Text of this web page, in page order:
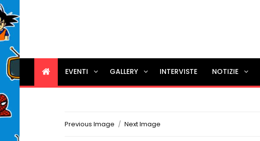
EVENTI GALLERY INTERVISTE NOTIZIE
Previous Image Next Image